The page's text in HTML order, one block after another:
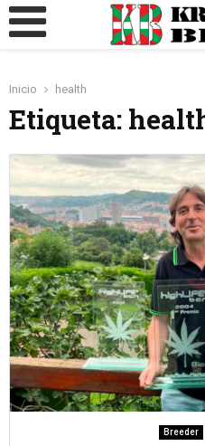
MENÚ
Inicio health
Etiqueta:
Breeder